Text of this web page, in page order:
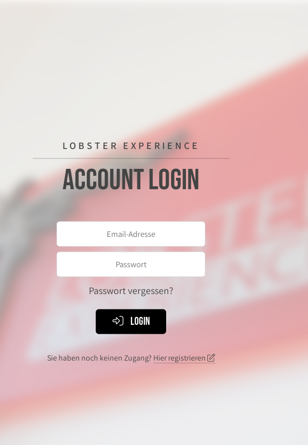
LOBSTER EXPERIENCE
Account Login
Passwort vergessen?
Login
Sie haben noch keinen Zugang? Hier registrieren